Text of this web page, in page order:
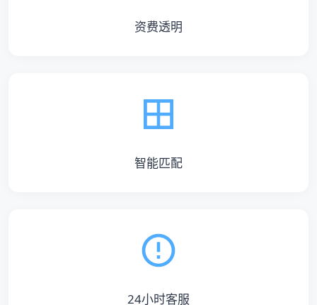
资费透明
智能匹配
24小时客服